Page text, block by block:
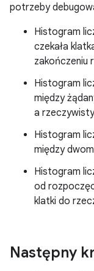
potrzeby
Histogram
czekała
zakończeniu
Histogram
między
a
Histogram
między
Histogram
od
klatki do
Następny